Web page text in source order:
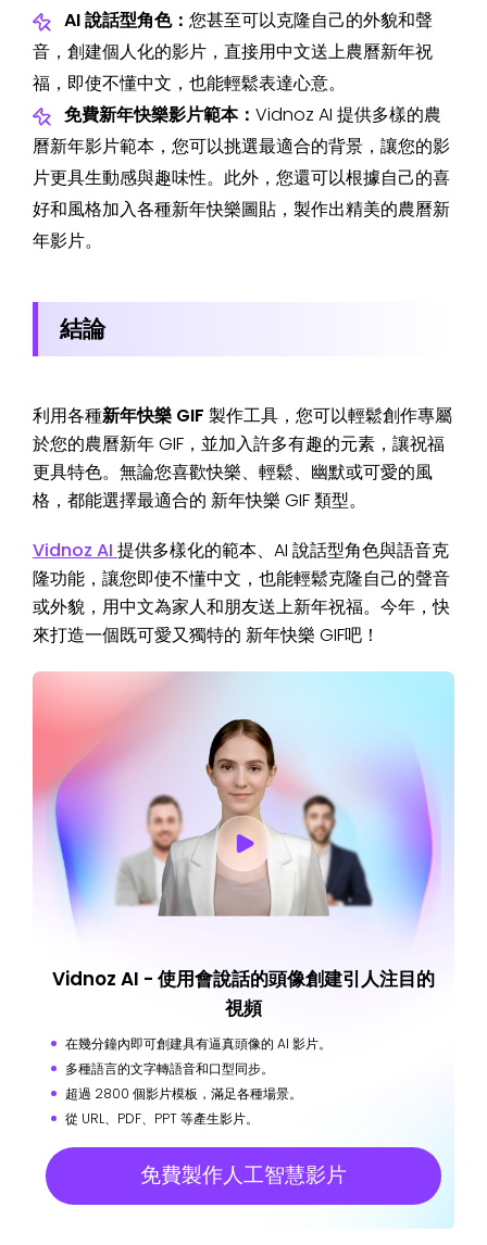
AI 說話型角色： 您甚至可以克隆自己的外貌和聲
音，創建個人化的影片，直接用中文送上農曆新年祝
福，即使不懂中文，也能輕鬆表達心意。
免費新年快樂影片範本： Vidnoz AI 提供多樣的農
曆新年影片範本，您可以挑選最適合的背景，讓您的影
片更具生動感與趣味性。此外，您還可以根據自己的喜
好和風格加入各種新年快樂圖貼，製作出精美的農曆新
年影片。
結論
利用各種新年快樂 GIF 製作工具，您可以輕鬆創作專屬
於您的農曆新年 GIF，並加入許多有趣的元素，讓祝福
更具特色。無論您喜歡快樂、輕鬆、幽默或可愛的風
格，都能選擇最適合的 新年快樂 GIF 類型。
Vidnoz AI 提供多樣化的範本、AI 說話型角色與語音克
隆功能，讓您即使不懂中文，也能輕鬆克隆自己的聲音
或外貌，用中文為家人和朋友送上新年祝福。今年，快
來打造一個既可愛又獨特的 新年快樂 GIF吧！
Vidnoz AI - 使用會說話的頭像創建引人注目的
視頻
在幾分鐘內即可創建具有逼真頭像的 AI 影片。
多種語言的文字轉語音和口型同步。
超過 2800 個影片模板，滿足各種場景。
從 URL、PDF、PPT 等產生影片。
免費製作人工智慧影片